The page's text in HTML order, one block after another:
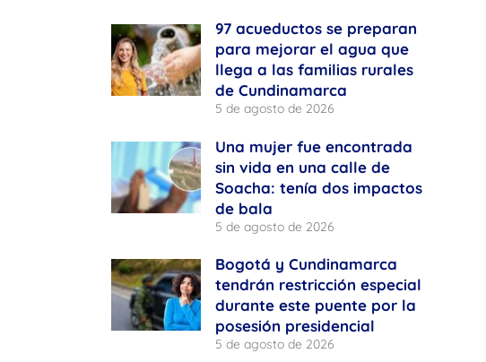
97 acueductos se preparan
para mejorar el agua que
llega a las familias rurales
de Cundinamarca
5 de agosto de 2026
Una mujer fue encontrada
sin vida en una calle de
Soacha: tenía dos impactos
de bala
5 de agosto de 2026
Bogotá y Cundinamarca
tendrán restricción especial
durante este puente por la
posesión presidencial
5 de agosto de 2026